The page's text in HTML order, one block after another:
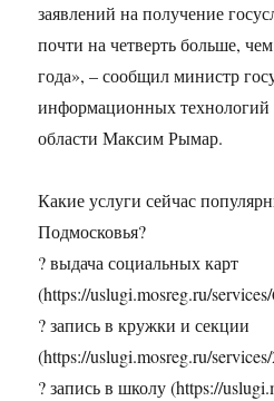
заявлений на получение
почти на четверть больше,
года», – сообщил министр
информационных технологий
области Максим Рымар.
Какие услуги сейчас
Подмосковья?
? выдача социальных карт
(https://uslugi.mosreg.ru/
? запись в кружки и секции
(https://uslugi.mosreg.ru/
? запись в школу (https://